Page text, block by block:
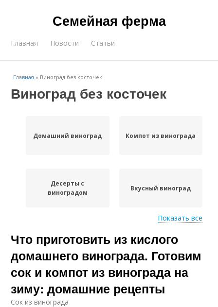
Семейная ферма
Главная Новости Статьи
Главная » Виноград без косточек
Виноград без косточек
Домашний виноград Компот из винограда
Десерты с
виноградом
Вкусный виноград
Виноград на зиму
Виноград с
косточками
Варение из кислого
винограда
Желе из кислого
Показать все
Что приготовить из кислого
домашнего винограда. Готовим
сок и компот из винограда на
зиму: домашние рецепты
Сок из винограда